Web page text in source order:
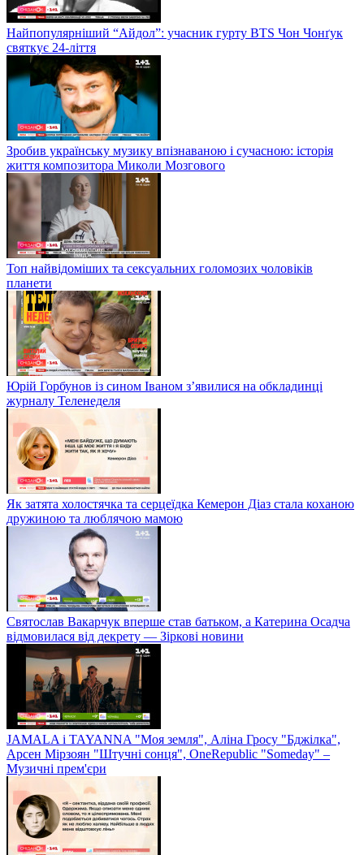
Найпопулярніший “Айдол”: учасник гурту BTS Чон Чонґук
святкує 24-ліття
Зробив українську музику впізнаваною і сучасною: історія
життя композитора Миколи Мозгового
Топ найвідоміших та сексуальних голомозих чоловіків
планети
Юрій Горбунов із сином Іваном з’явилися на обкладинці
журналу Теленеделя
Як затята холостячка та серцеїдка Кемерон Діаз стала коханою
дружиною та люблячою мамою
Святослав Вакарчук вперше став батьком, а Катерина Осадча
відмовилася від декрету — Зіркові новини
JAMALA і TAYANNA "Моя земля", Аліна Гросу "Бджілка",
Арсен Мірзоян "Штучні сонця", OneRepublic "Someday" –
Музичні прем'єри